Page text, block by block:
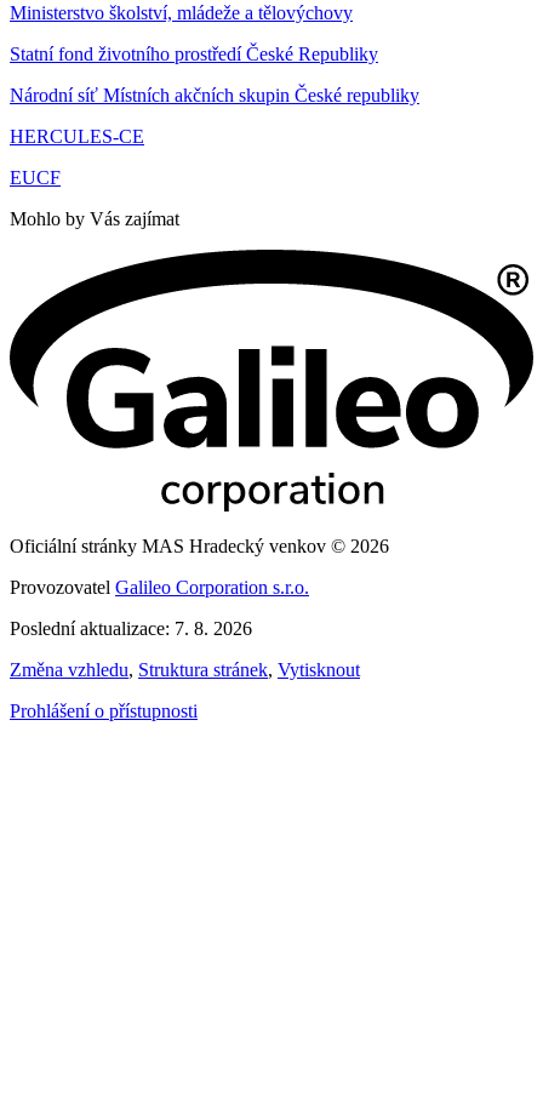
Ministerstvo školství, mládeže a tělovýchovy
Statní fond životního prostředí České Republiky
Národní síť Místních akčních skupin České republiky
HERCULES-CE
EUCF
Mohlo by Vás zajímat
Oficiální stránky MAS Hradecký venkov © 2026
Provozovatel Galileo Corporation s.r.o.
Poslední aktualizace: 7. 8. 2026
Změna vzhledu, Struktura stránek, Vytisknout
Prohlášení o přístupnosti